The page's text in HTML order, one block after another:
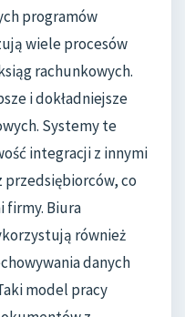
programów
wiele procesów
rachunkowych.
i dokładniejsze
Systemy te
integracji z innymi
przedsiębiorców, co
firmy. Biura
również
danych
model pracy